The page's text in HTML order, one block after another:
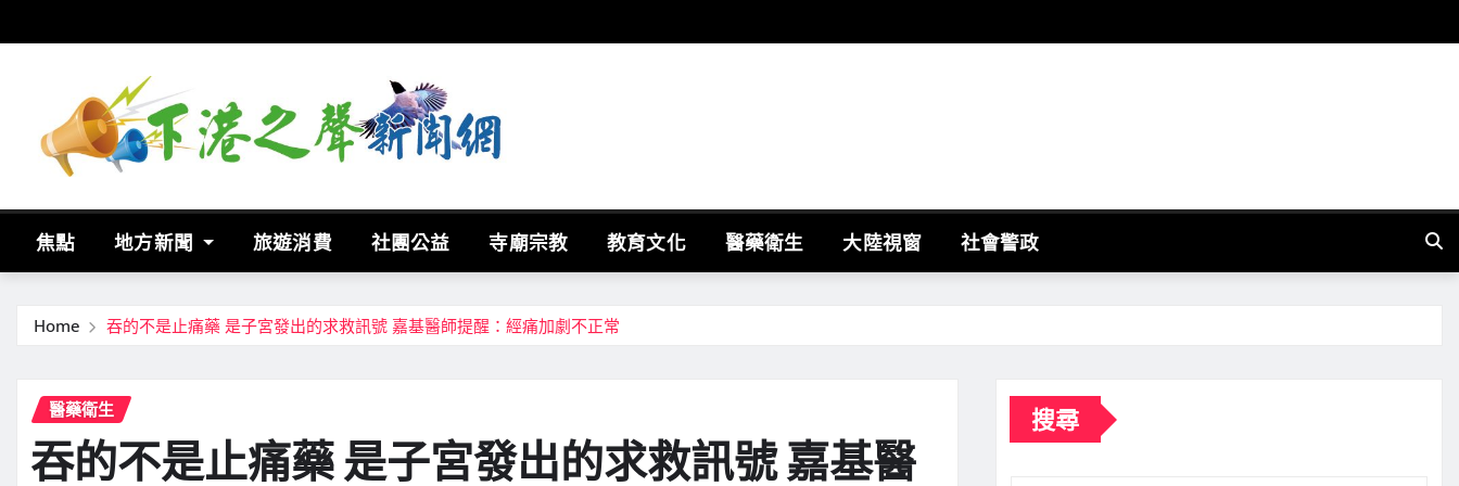
to
焦點 地方新聞 旅遊消費 社團公益 寺廟宗教 教育文化 醫藥衛生 大陸視窗 社會警政
Home 吞的不是止痛藥 是子宮發出的求救訊號 嘉基醫師提醒：經痛加劇不正常
醫藥衛生
吞的不是止痛藥 是子宮發出的求救訊號 嘉基醫
搜尋